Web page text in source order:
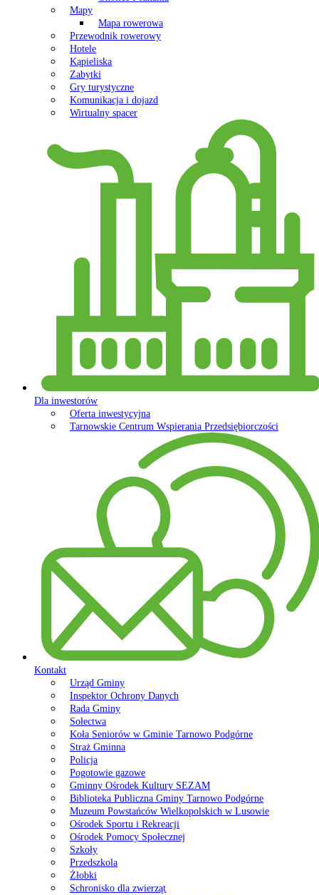
Mapy
Mapa rowerowa
Przewodnik rowerowy
Hotele
Kąpieliska
Zabytki
Gry turystyczne
Komunikacja i dojazd
Wirtualny spacer
Dla inwestorów
Oferta inwestycyjna
Tarnowskie Centrum Wspierania Przedsiębiorczości
Kontakt
Urząd Gminy
Inspektor Ochrony Danych
Rada Gminy
Sołectwa
Koła Seniorów w Gminie Tarnowo Podgórne
Straż Gminna
Policja
Pogotowie gazowe
Gminny Ośrodek Kultury SEZAM
Biblioteka Publiczna Gminy Tarnowo Podgórne
Muzeum Powstańców Wielkopolskich w Lusowie
Ośrodek Sportu i Rekreacji
Ośrodek Pomocy Społecznej
Szkoły
Przedszkola
Żłobki
Schronisko dla zwierząt